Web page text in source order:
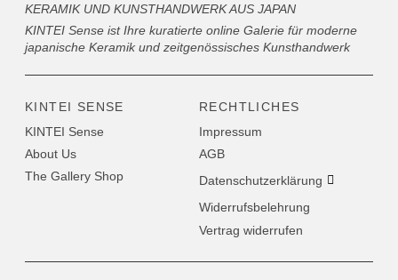
KERAMIK UND KUNSTHANDWERK AUS JAPAN
KINTEI Sense ist Ihre kuratierte online Galerie für moderne
japanische Keramik und zeitgenössisches Kunsthandwerk
KINTEI SENSE
KINTEI Sense
About Us
The Gallery Shop
RECHTLICHES
Impressum
AGB
Datenschutzerklärung
Widerrufsbelehrung
Vertrag widerrufen